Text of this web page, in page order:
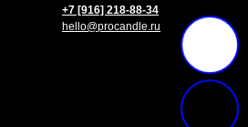
+7 [916] 218-88-34
hello@procandle.ru